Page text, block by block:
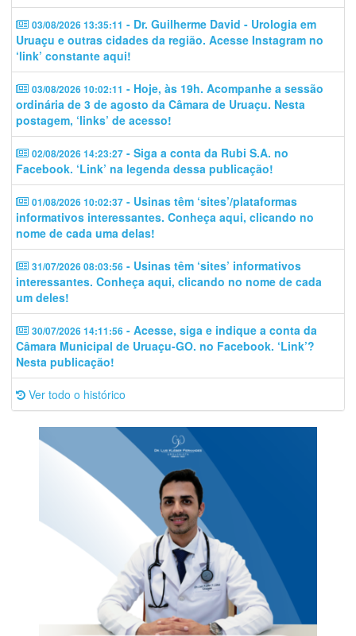
03/08/2026 13:35:11 - Dr. Guilherme David - Urologia em
Uruaçu e outras cidades da região. Acesse Instagram no
‘link’ constante aqui!
03/08/2026 10:02:11 - Hoje, às 19h. Acompanhe a sessão
ordinária de 3 de agosto da Câmara de Uruaçu. Nesta
postagem, ‘links’ de acesso!
02/08/2026 14:23:27 - Siga a conta da Rubi S.A. no
Facebook. ‘Link’ na legenda dessa publicação!
01/08/2026 10:02:37 - Usinas têm ‘sites’/plataformas
informativos interessantes. Conheça aqui, clicando no
nome de cada uma delas!
31/07/2026 08:03:56 - Usinas têm ‘sites’ informativos
interessantes. Conheça aqui, clicando no nome de cada
um deles!
30/07/2026 14:11:56 - Acesse, siga e indique a conta da
Câmara Municipal de Uruaçu-GO. no Facebook. ‘Link’?
Nesta publicação!
Ver todo o histórico